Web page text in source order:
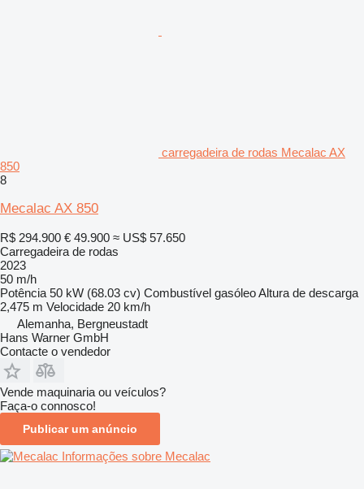
carregadeira de rodas Mecalac AX
850
8
Mecalac AX 850
R$ 294.900 € 49.900 ≈ US$ 57.650
Carregadeira de rodas
2023
50 m/h
Potência 50 kW (68.03 cv) Combustível gasóleoAltura de descarga
2,475 m Velocidade 20 km/h
Alemanha, Bergneustadt
Hans Warner GmbH
Contacte o vendedor
Vende maquinaria ou veículos?
Faça-o connosco!
Publicar um anúncio
Informações sobre Mecalac